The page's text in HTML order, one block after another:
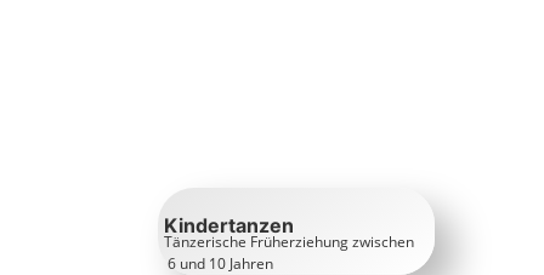
Kindertanzen
Tänzerische Früherziehung zwischen
6 und 10 Jahren